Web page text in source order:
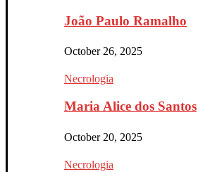
João Paulo Ramalho
October 26, 2025
Necrologia
Maria Alice dos Santos
October 20, 2025
Necrologia